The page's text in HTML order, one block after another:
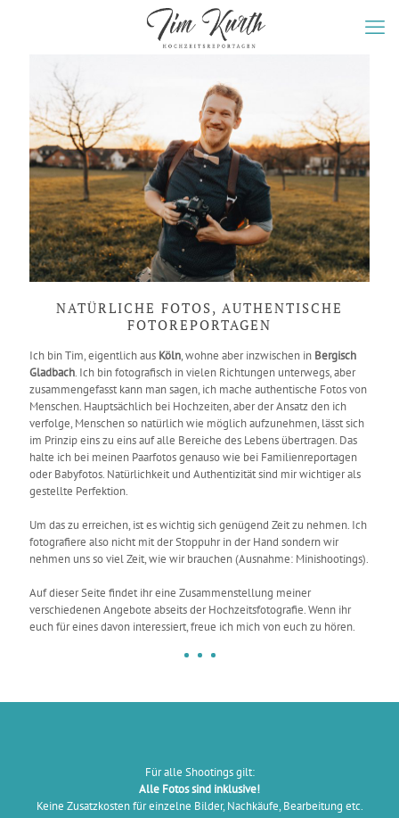
NATÜRLICHE FOTOS, AUTHENTISCHE
FOTOREPORTAGEN
Ich bin Tim, eigentlich aus Köln, wohne aber inzwischen in Bergisch
Gladbach. Ich bin fotografisch in vielen Richtungen unterwegs, aber
zusammengefasst kann man sagen, ich mache authentische Fotos von
Menschen. Hauptsächlich bei Hochzeiten, aber der Ansatz den ich
verfolge, Menschen so natürlich wie möglich aufzunehmen, lässt sich
im Prinzip eins zu eins auf alle Bereiche des Lebens übertragen. Das
halte ich bei meinen Paarfotos genauso wie bei Familienreportagen
oder Babyfotos. Natürlichkeit und Authentizität sind mir wichtiger als
gestellte Perfektion.
Um das zu erreichen, ist es wichtig sich genügend Zeit zu nehmen. Ich
fotografiere also nicht mit der Stoppuhr in der Hand sondern wir
nehmen uns so viel Zeit, wie wir brauchen (Ausnahme: Minishootings).
Auf dieser Seite findet ihr eine Zusammenstellung meiner
verschiedenen Angebote abseits der Hochzeitsfotografie. Wenn ihr
euch für eines davon interessiert, freue ich mich von euch zu hören.
Für alle Shootings gilt:
Alle Fotos sind inklusive!
Keine Zusatzkosten für einzelne Bilder, Nachkäufe, Bearbeitung etc.